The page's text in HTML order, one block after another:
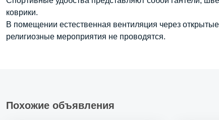
коврики.
В помещении естественная вентиляция через
религиозные мероприятия не проводятся.
Похожие объявления